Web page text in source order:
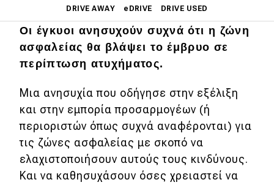
DRIVE AWAY eDRIVE DRIVE USED
Main navigation
Επικαιρότητα
Πρωτότυπα
Ελλάδα
Κόσμος
Τεχνολογία
Οι έγκυοι ανησυχούν συχνά ότι η ζώνη
ασφαλείας θα βλάψει το έμβρυο σε
περίπτωση ατυχήματος.
Μια ανησυχία που οδήγησε στην εξέλιξη
και στην εμπορία προσαρμογέων (ή
περιοριστών όπως συχνά αναφέρονται) για
τις ζώνες ασφαλείας με σκοπό να
ελαχιστοποιήσουν αυτούς τους κινδύνους.
Και να καθησυχάσουν όσες χρειαστεί να